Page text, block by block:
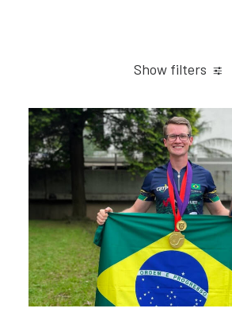
Show filters